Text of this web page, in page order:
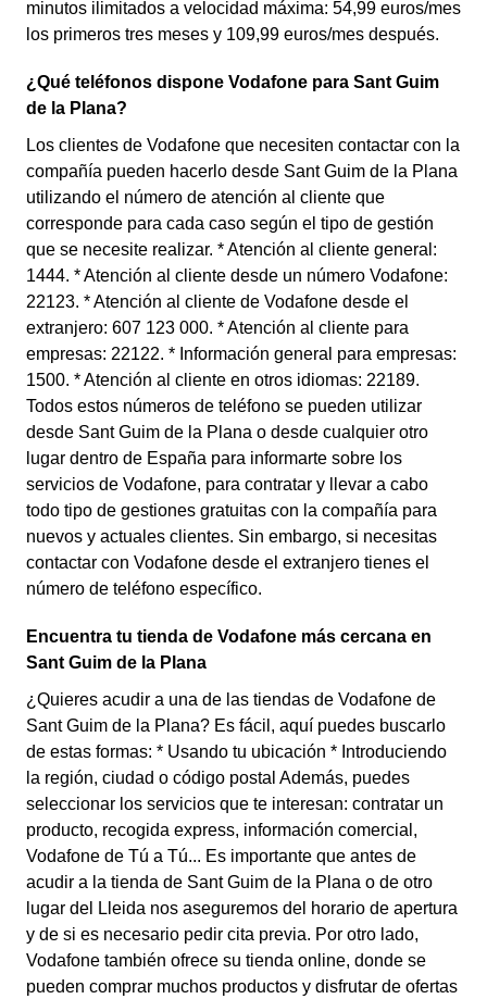
minutos ilimitados a velocidad máxima: 54,99 euros/mes
los primeros tres meses y 109,99 euros/mes después.
¿Qué teléfonos dispone Vodafone para Sant Guim
de la Plana?
Los clientes de Vodafone que necesiten contactar con la
compañía pueden hacerlo desde Sant Guim de la Plana
utilizando el número de atención al cliente que
corresponde para cada caso según el tipo de gestión
que se necesite realizar. * Atención al cliente general:
1444. * Atención al cliente desde un número Vodafone:
22123. * Atención al cliente de Vodafone desde el
extranjero: 607 123 000. * Atención al cliente para
empresas: 22122. * Información general para empresas:
1500. * Atención al cliente en otros idiomas: 22189.
Todos estos números de teléfono se pueden utilizar
desde Sant Guim de la Plana o desde cualquier otro
lugar dentro de España para informarte sobre los
servicios de Vodafone, para contratar y llevar a cabo
todo tipo de gestiones gratuitas con la compañía para
nuevos y actuales clientes. Sin embargo, si necesitas
contactar con Vodafone desde el extranjero tienes el
número de teléfono específico.
Encuentra tu tienda de Vodafone más cercana en
Sant Guim de la Plana
¿Quieres acudir a una de las tiendas de Vodafone de
Sant Guim de la Plana? Es fácil, aquí puedes buscarlo
de estas formas: * Usando tu ubicación * Introduciendo
la región, ciudad o código postal Además, puedes
seleccionar los servicios que te interesan: contratar un
producto, recogida express, información comercial,
Vodafone de Tú a Tú... Es importante que antes de
acudir a la tienda de Sant Guim de la Plana o de otro
lugar del Lleida nos aseguremos del horario de apertura
y de si es necesario pedir cita previa. Por otro lado,
Vodafone también ofrece su tienda online, donde se
pueden comprar muchos productos y disfrutar de ofertas